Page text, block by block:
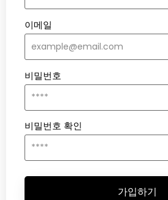
이메일
비밀번호
비밀번호 확인
가입하기